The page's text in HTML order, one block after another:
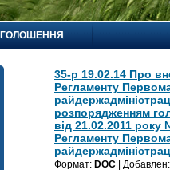
35-р 19.02.14 Про
Регламенту
розпорядженням
від 21.02.2011
Регламенту
Формат: DOC |